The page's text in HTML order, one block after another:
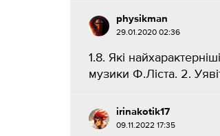
physikman
29.01.2020 02:36
1.8. Які
музики Ф.Ліста. 2.
irinakotik17
09.11.2022 17:35